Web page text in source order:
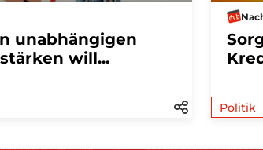
unabhängigen
will...
Politik